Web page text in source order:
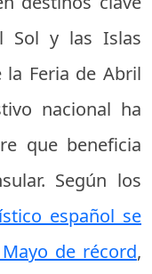
Sol y las Islas
la Feria de Abril
nacional ha
que beneficia
Según los
español se
de récord,